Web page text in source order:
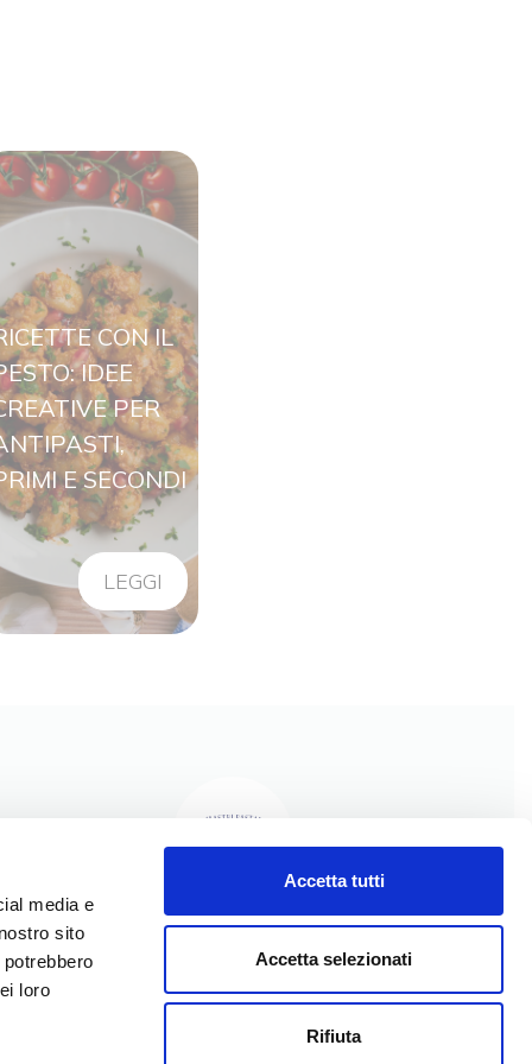
media e
sito
loro
Accetta tutti
Accetta selezionati
Rifiuta
CON IL
IDEE
PER
E SECONDI
LEGGI
I NOSTRI VALORI
LA NOSTRA STORIA